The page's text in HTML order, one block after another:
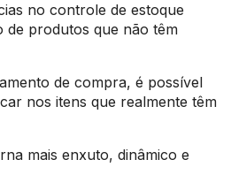
no controle de estoque
de produtos que não têm
de compra, é possível
nos itens que realmente têm
mais enxuto, dinâmico e